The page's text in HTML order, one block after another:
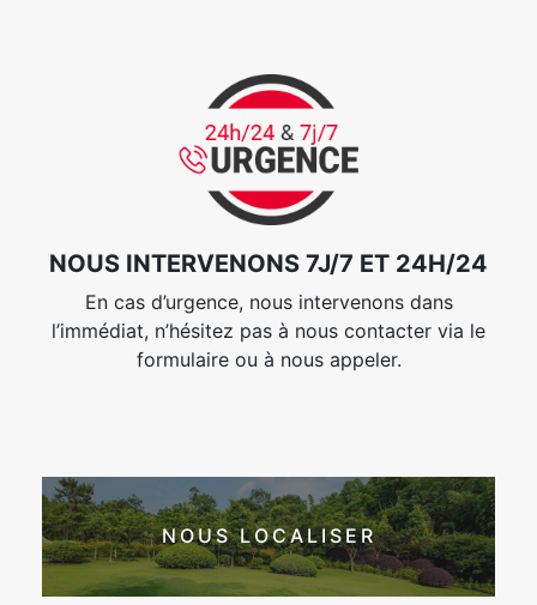
NOUS INTERVENONS 7J/7 ET 24H/24
En cas d’urgence, nous intervenons dans
l’immédiat, n’hésitez pas à nous contacter via le
formulaire ou à nous appeler.
NOUS LOCALISER